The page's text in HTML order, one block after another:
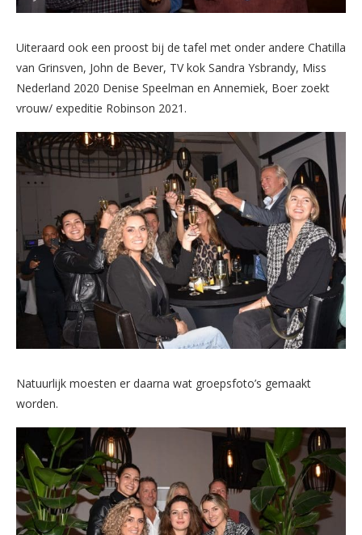
Uiteraard ook een proost bij de tafel met onder andere Chatilla
van Grinsven, John de Bever, TV kok Sandra Ysbrandy, Miss
Nederland 2020 Denise Speelman en Annemiek, Boer zoekt
vrouw/ expeditie Robinson 2021.
Natuurlijk moesten er daarna wat groepsfoto’s gemaakt
worden.